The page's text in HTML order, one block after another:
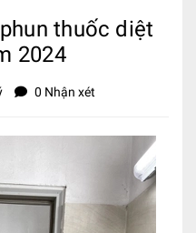
thuốc diệt
2024
0 Nhận xét